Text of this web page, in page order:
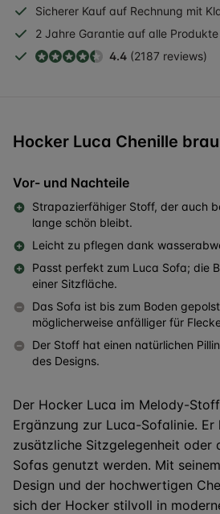
Sicherer Kauf auf Rechnung mit
2 Jahre Garantie auf alle Produkte
4.4 (2187 reviews)
Hocker Luca Chenille
Vor- und Nachteile
Strapazierfähiger Stoff, der auch
lange schön bleibt.
Leicht zu pflegen dank
Passt perfekt zum Luca Sofa; die
einer Sitzfläche.
Das Sofa ist bis zum Boden
möglicherweise anfälliger für
Der Stoff hat einen natürlichen
des Designs.
Der Hocker Luca im Melody-
Ergänzung zur Luca-Sofalinie. Er
zusätzliche Sitzgelegenheit oder
Sofas genutzt werden. Mit
Design und der hochwertigen
sich der Hocker stilvoll in